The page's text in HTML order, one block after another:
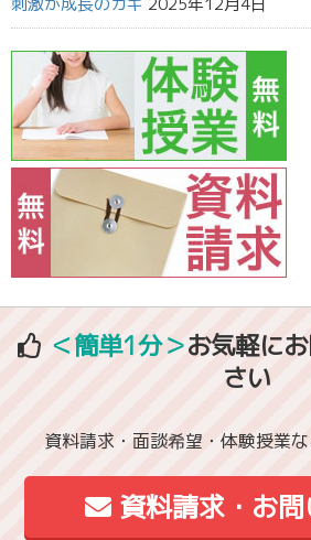
＜簡単1分＞お気軽に
さい
資料請求・面談希望・体験授業
資料請求・お問